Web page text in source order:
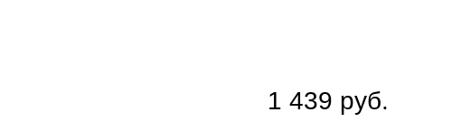
1 439 руб.